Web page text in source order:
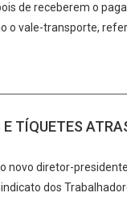
de receberem o
vale-transporte,
TÍQUETES
novo diretor-
dos